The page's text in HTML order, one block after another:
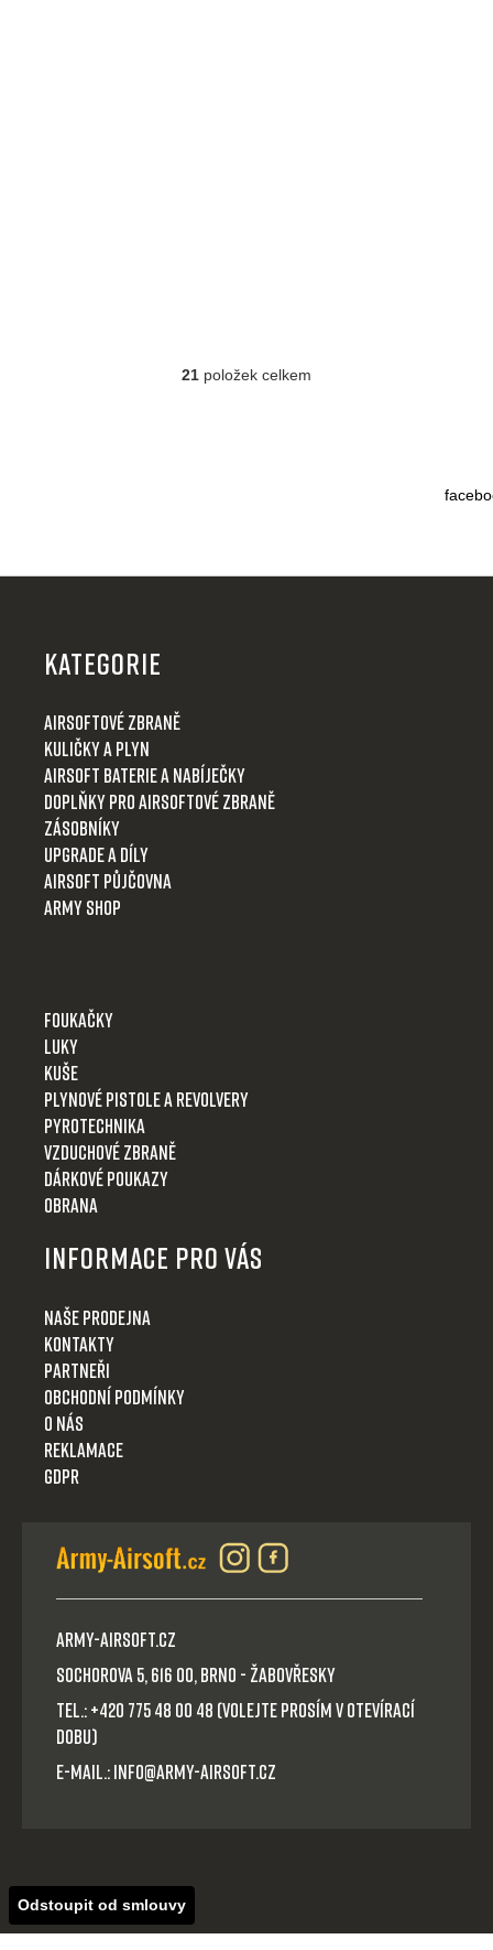
O
p
i
s
21 položek celkem
KATEGORIE
Airsoftové zbraně
Kuličky a plyn
Airsoft baterie a nabíječky
Doplňky pro airsoftové zbraně
Zásobníky
Upgrade a díly
Airsoft půjčovna
Army shop
Foukačky
Luky
Kuše
Plynové pistole a revolvery
Pyrotechnika
Vzduchové zbraně
Dárkové poukazy
Obrana
Informace pro Vás
Naše prodejna
Kontakty
Partneři
Obchodní podmínky
O nás
Reklamace
GDPR
Army-Airsoft.cz
Sochorova 5, 616 00, Brno - Žabovřesky
Tel.: +420 775 48 00 48 (volejte prosím v otevírací
dobu)
E-mail.: info@army-airsoft.cz
Odstoupit od smlouvy